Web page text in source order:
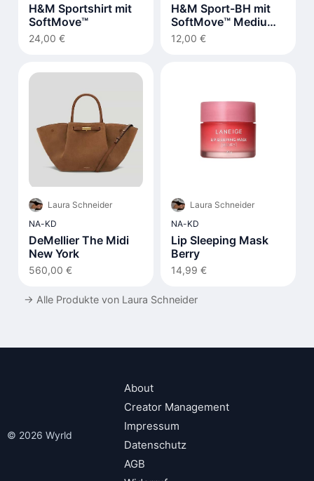
H&M Sportshirt mit
SoftMove™
24,00 €
H&M Sport-BH mit
SoftMove™ Medium
Support
12,00 €
Laura Schneider
NA-KD
DeMellier The Midi
New York
560,00 €
Laura Schneider
NA-KD
Lip Sleeping Mask
Berry
14,99 €
→ Alle Produkte von Laura Schneider
© 2026 Wyrld
About
Creator Management
Impressum
Datenschutz
AGB